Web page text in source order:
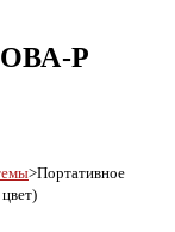
Р
>Портативное